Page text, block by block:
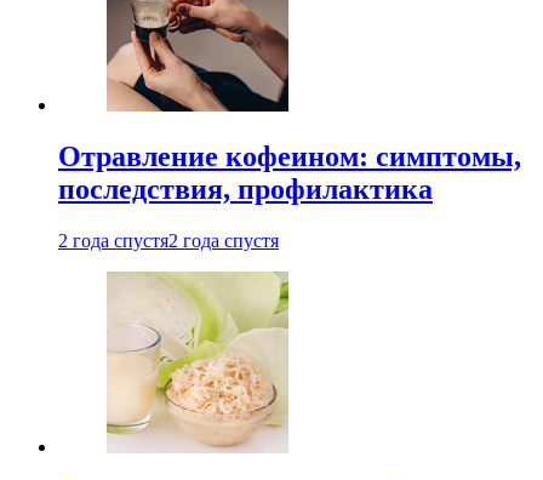
Отравление кофеином: симптомы,
последствия, профилактика
2 года спустя2 года спустя